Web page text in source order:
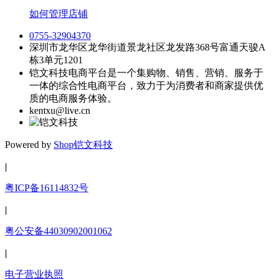
如何管理店铺
0755-32904370
深圳市龙华区龙华街道景龙社区龙发路368号富通天骏A
栋3单元1201
铠文科技电商平台是一个集购物、销售、营销、服务于
一体的综合性电商平台，致力于为消费者和商家提供优
质的电商服务体验。
kentxu@live.cn
Powered by Shop铠文科技
|
粤ICP备16114832号
|
粤公安备44030902001062
|
电子营业执照